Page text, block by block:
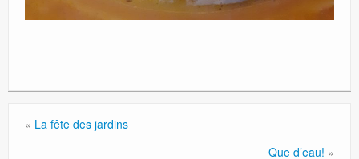
« La fête des jardins
Que d’eau! »